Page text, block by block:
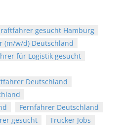
gesucht Hamburg
(m/w/d) Deutschland
für Logistik gesucht
Deutschland
Fernfahrer Deutschland
gesucht
Trucker Jobs